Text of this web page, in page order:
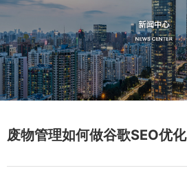
废物管理如何做谷歌SEO优化